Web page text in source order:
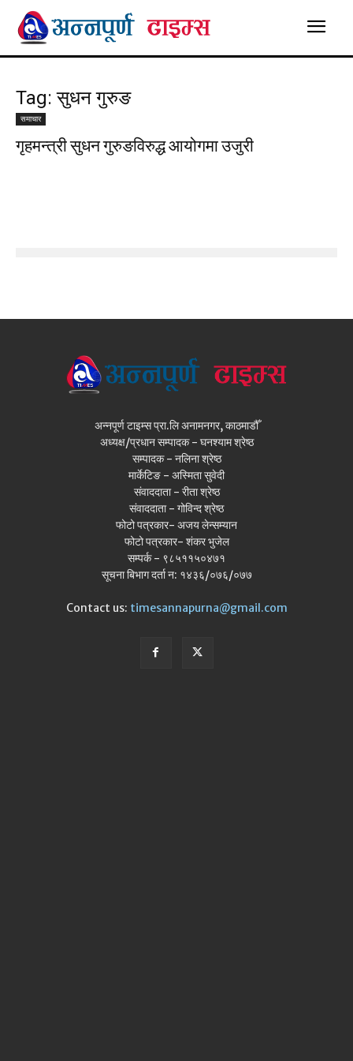
Tag: सुधन गुरुङ
समाचार
गृहमन्त्री सुधन गुरुङविरुद्ध आयोगमा उजुरी
अन्नपूर्ण टाइम्स प्रा.लि अनामनगर, काठमाडौँ
अध्यक्ष/प्रधान सम्पादक - घनश्याम श्रेष्ठ
सम्पादक - नलिना श्रेष्ठ
मार्केटिङ - अस्मिता सुवेदी
संवाददाता - रीता श्रेष्ठ
संवाददाता - गोविन्द श्रेष्ठ
फोटो पत्रकार- अजय लेन्सम्यान
फोटो पत्रकार- शंकर भुजेल
सम्पर्क - ९८५११५०४७१
सूचना बिभाग दर्ता न: १४३६/०७६/०७७
Contact us: timesannapurna@gmail.com